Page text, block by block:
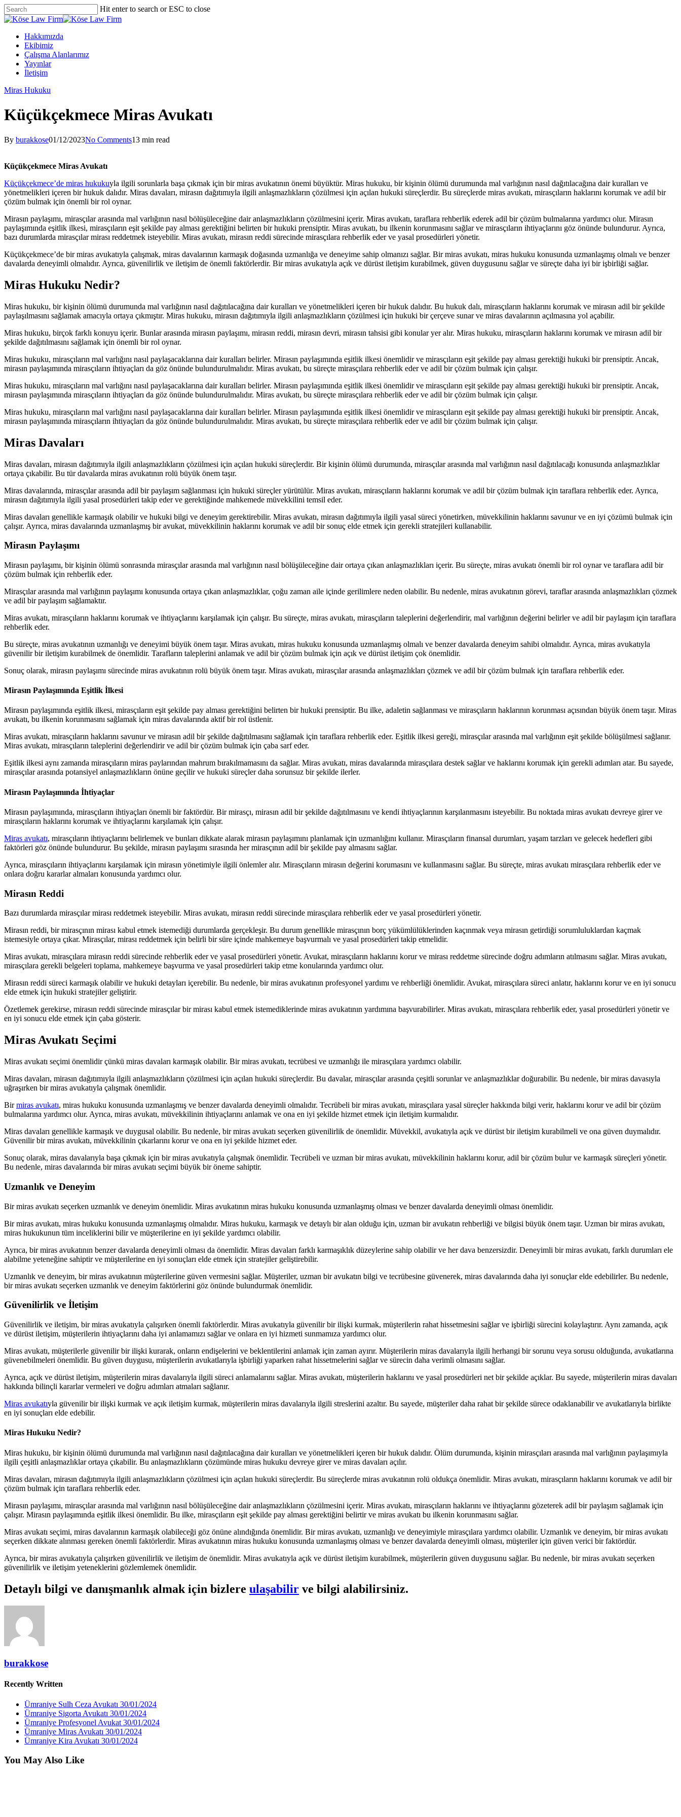
Skip
to
content
Hit enter to search or ESC to close
Close
Menu
Hakkımızda
Ekibimiz
Çalışma Alanlarımız
Yayınlar
İletişim
Miras Hukuku
Küçükçekmece Miras Avukatı
By burakkose01/12/2023No Comments13 min read
Küçükçekmece Miras Avukatı
Küçükçekmece’de miras hukukuyla ilgili sorunlarla başa çıkmak için bir miras avukatının önemi büyüktür. Miras hukuku, bir kişinin ölümü durumunda mal varlığının nasıl dağıtılacağına dair kuralları ve
yönetmelikleri içeren bir hukuk dalıdır. Miras davaları, mirasın dağıtımıyla ilgili anlaşmazlıkların çözülmesi için açılan hukuki süreçlerdir. Bu süreçlerde miras avukatı, mirasçıların haklarını korumak ve adil bir
çözüm bulmak için önemli bir rol oynar.
Mirasın paylaşımı, mirasçılar arasında mal varlığının nasıl bölüşüleceğine dair anlaşmazlıkların çözülmesini içerir. Miras avukatı, taraflara rehberlik ederek adil bir çözüm bulmalarına yardımcı olur. Mirasın
paylaşımında eşitlik ilkesi, mirasçıların eşit şekilde pay alması gerektiğini belirten bir hukuki prensiptir. Miras avukatı, bu ilkenin korunmasını sağlar ve mirasçıların ihtiyaçlarını göz önünde bulundurur. Ayrıca,
bazı durumlarda mirasçılar mirası reddetmek isteyebilir. Miras avukatı, mirasın reddi sürecinde mirasçılara rehberlik eder ve yasal prosedürleri yönetir.
Küçükçekmece’de bir miras avukatıyla çalışmak, miras davalarının karmaşık doğasında uzmanlığa ve deneyime sahip olmanızı sağlar. Bir miras avukatı, miras hukuku konusunda uzmanlaşmış olmalı ve benzer
davalarda deneyimli olmalıdır. Ayrıca, güvenilirlik ve iletişim de önemli faktörlerdir. Bir miras avukatıyla açık ve dürüst iletişim kurabilmek, güven duygusunu sağlar ve süreçte daha iyi bir işbirliği sağlar.
Miras Hukuku Nedir?
Miras hukuku, bir kişinin ölümü durumunda mal varlığının nasıl dağıtılacağına dair kuralları ve yönetmelikleri içeren bir hukuk dalıdır. Bu hukuk dalı, mirasçıların haklarını korumak ve mirasın adil bir şekilde
paylaşılmasını sağlamak amacıyla ortaya çıkmıştır. Miras hukuku, mirasın dağıtımıyla ilgili anlaşmazlıkların çözülmesi için hukuki bir çerçeve sunar ve miras davalarının açılmasına yol açabilir.
Miras hukuku, birçok farklı konuyu içerir. Bunlar arasında mirasın paylaşımı, mirasın reddi, mirasın devri, mirasın tahsisi gibi konular yer alır. Miras hukuku, mirasçıların haklarını korumak ve mirasın adil bir
şekilde dağıtılmasını sağlamak için önemli bir rol oynar.
Miras hukuku, mirasçıların mal varlığını nasıl paylaşacaklarına dair kuralları belirler. Mirasın paylaşımında eşitlik ilkesi önemlidir ve mirasçıların eşit şekilde pay alması gerektiği hukuki bir prensiptir. Ancak,
mirasın paylaşımında mirasçıların ihtiyaçları da göz önünde bulundurulmalıdır. Miras avukatı, bu süreçte mirasçılara rehberlik eder ve adil bir çözüm bulmak için çalışır.
Miras hukuku, mirasçıların mal varlığını nasıl paylaşacaklarına dair kuralları belirler. Mirasın paylaşımında eşitlik ilkesi önemlidir ve mirasçıların eşit şekilde pay alması gerektiği hukuki bir prensiptir. Ancak,
mirasın paylaşımında mirasçıların ihtiyaçları da göz önünde bulundurulmalıdır. Miras avukatı, bu süreçte mirasçılara rehberlik eder ve adil bir çözüm bulmak için çalışır.
Miras hukuku, mirasçıların mal varlığını nasıl paylaşacaklarına dair kuralları belirler. Mirasın paylaşımında eşitlik ilkesi önemlidir ve mirasçıların eşit şekilde pay alması gerektiği hukuki bir prensiptir. Ancak,
mirasın paylaşımında mirasçıların ihtiyaçları da göz önünde bulundurulmalıdır. Miras avukatı, bu süreçte mirasçılara rehberlik eder ve adil bir çözüm bulmak için çalışır.
Miras Davaları
Miras davaları, mirasın dağıtımıyla ilgili anlaşmazlıkların çözülmesi için açılan hukuki süreçlerdir. Bir kişinin ölümü durumunda, mirasçılar arasında mal varlığının nasıl dağıtılacağı konusunda anlaşmazlıklar
ortaya çıkabilir. Bu tür davalarda miras avukatının rolü büyük önem taşır.
Miras davalarında, mirasçılar arasında adil bir paylaşım sağlanması için hukuki süreçler yürütülür. Miras avukatı, mirasçıların haklarını korumak ve adil bir çözüm bulmak için taraflara rehberlik eder. Ayrıca,
mirasın dağıtımıyla ilgili yasal prosedürleri takip eder ve gerektiğinde mahkemede müvekkilini temsil eder.
Miras davaları genellikle karmaşık olabilir ve hukuki bilgi ve deneyim gerektirebilir. Miras avukatı, mirasın dağıtımıyla ilgili yasal süreci yönetirken, müvekkilinin haklarını savunur ve en iyi çözümü bulmak için
çalışır. Ayrıca, miras davalarında uzmanlaşmış bir avukat, müvekkilinin haklarını korumak ve adil bir sonuç elde etmek için gerekli stratejileri kullanabilir.
Mirasın Paylaşımı
Mirasın paylaşımı, bir kişinin ölümü sonrasında mirasçılar arasında mal varlığının nasıl bölüşüleceğine dair ortaya çıkan anlaşmazlıkları içerir. Bu süreçte, miras avukatı önemli bir rol oynar ve taraflara adil bir
çözüm bulmak için rehberlik eder.
Mirasçılar arasında mal varlığının paylaşımı konusunda ortaya çıkan anlaşmazlıklar, çoğu zaman aile içinde gerilimlere neden olabilir. Bu nedenle, miras avukatının görevi, taraflar arasında anlaşmazlıkları çözmek
ve adil bir paylaşım sağlamaktır.
Miras avukatı, mirasçıların haklarını korumak ve ihtiyaçlarını karşılamak için çalışır. Bu süreçte, miras avukatı, mirasçıların taleplerini değerlendirir, mal varlığının değerini belirler ve adil bir paylaşım için taraflara
rehberlik eder.
Bu süreçte, miras avukatının uzmanlığı ve deneyimi büyük önem taşır. Miras avukatı, miras hukuku konusunda uzmanlaşmış olmalı ve benzer davalarda deneyim sahibi olmalıdır. Ayrıca, miras avukatıyla
güvenilir bir iletişim kurabilmek de önemlidir. Tarafların taleplerini anlamak ve adil bir çözüm bulmak için açık ve dürüst iletişim çok önemlidir.
Sonuç olarak, mirasın paylaşımı sürecinde miras avukatının rolü büyük önem taşır. Miras avukatı, mirasçılar arasında anlaşmazlıkları çözmek ve adil bir çözüm bulmak için taraflara rehberlik eder.
Mirasın Paylaşımında Eşitlik İlkesi
Mirasın paylaşımında eşitlik ilkesi, mirasçıların eşit şekilde pay alması gerektiğini belirten bir hukuki prensiptir. Bu ilke, adaletin sağlanması ve mirasçıların haklarının korunması açısından büyük önem taşır. Miras
avukatı, bu ilkenin korunmasını sağlamak için miras davalarında aktif bir rol üstlenir.
Miras avukatı, mirasçıların haklarını savunur ve mirasın adil bir şekilde dağıtılmasını sağlamak için taraflara rehberlik eder. Eşitlik ilkesi gereği, mirasçılar arasında mal varlığının eşit şekilde bölüşülmesi sağlanır.
Miras avukatı, mirasçıların taleplerini değerlendirir ve adil bir çözüm bulmak için çaba sarf eder.
Eşitlik ilkesi aynı zamanda mirasçıların miras paylarından mahrum bırakılmamasını da sağlar. Miras avukatı, miras davalarında mirasçılara destek sağlar ve haklarını korumak için gerekli adımları atar. Bu sayede,
mirasçılar arasında potansiyel anlaşmazlıkların önüne geçilir ve hukuki süreçler daha sorunsuz bir şekilde ilerler.
Mirasın Paylaşımında İhtiyaçlar
Mirasın paylaşımında, mirasçıların ihtiyaçları önemli bir faktördür. Bir mirasçı, mirasın adil bir şekilde dağıtılmasını ve kendi ihtiyaçlarının karşılanmasını isteyebilir. Bu noktada miras avukatı devreye girer ve
mirasçıların haklarını korumak ve ihtiyaçlarını karşılamak için çalışır.
Miras avukatı, mirasçıların ihtiyaçlarını belirlemek ve bunları dikkate alarak mirasın paylaşımını planlamak için uzmanlığını kullanır. Mirasçıların finansal durumları, yaşam tarzları ve gelecek hedefleri gibi
faktörleri göz önünde bulundurur. Bu şekilde, mirasın paylaşımı sırasında her mirasçının adil bir şekilde pay almasını sağlar.
Ayrıca, mirasçıların ihtiyaçlarını karşılamak için mirasın yönetimiyle ilgili önlemler alır. Mirasçıların mirasın değerini korumasını ve kullanmasını sağlar. Bu süreçte, miras avukatı mirasçılara rehberlik eder ve
onlara doğru kararlar almaları konusunda yardımcı olur.
Mirasın Reddi
Bazı durumlarda mirasçılar mirası reddetmek isteyebilir. Miras avukatı, mirasın reddi sürecinde mirasçılara rehberlik eder ve yasal prosedürleri yönetir.
Mirasın reddi, bir mirasçının mirası kabul etmek istemediği durumlarda gerçekleşir. Bu durum genellikle mirasçının borç yükümlülüklerinden kaçınmak veya mirasın getirdiği sorumluluklardan kaçmak
istemesiyle ortaya çıkar. Mirasçılar, mirası reddetmek için belirli bir süre içinde mahkemeye başvurmalı ve yasal prosedürleri takip etmelidir.
Miras avukatı, mirasçılara mirasın reddi sürecinde rehberlik eder ve yasal prosedürleri yönetir. Avukat, mirasçıların haklarını korur ve mirası reddetme sürecinde doğru adımların atılmasını sağlar. Miras avukatı,
mirasçılara gerekli belgeleri toplama, mahkemeye başvurma ve yasal prosedürleri takip etme konularında yardımcı olur.
Mirasın reddi süreci karmaşık olabilir ve hukuki detayları içerebilir. Bu nedenle, bir miras avukatının profesyonel yardımı ve rehberliği önemlidir. Avukat, mirasçılara süreci anlatır, haklarını korur ve en iyi sonucu
elde etmek için hukuki stratejiler geliştirir.
Özetlemek gerekirse, mirasın reddi sürecinde mirasçılar bir mirası kabul etmek istemediklerinde miras avukatının yardımına başvurabilirler. Miras avukatı, mirasçılara rehberlik eder, yasal prosedürleri yönetir ve
en iyi sonucu elde etmek için çaba gösterir.
Miras Avukatı Seçimi
Miras avukatı seçimi önemlidir çünkü miras davaları karmaşık olabilir. Bir miras avukatı, tecrübesi ve uzmanlığı ile mirasçılara yardımcı olabilir.
Miras davaları, mirasın dağıtımıyla ilgili anlaşmazlıkların çözülmesi için açılan hukuki süreçlerdir. Bu davalar, mirasçılar arasında çeşitli sorunlar ve anlaşmazlıklar doğurabilir. Bu nedenle, bir miras davasıyla
uğraşırken bir miras avukatıyla çalışmak önemlidir.
Birmiras avukatı, miras hukuku konusunda uzmanlaşmış ve benzer davalarda deneyimli olmalıdır. Tecrübeli bir miras avukatı, mirasçılara yasal süreçler hakkında bilgi verir, haklarını korur ve adil bir çözüm
bulmalarına yardımcı olur. Ayrıca, miras avukatı, müvekkilinin ihtiyaçlarını anlamak ve ona en iyi şekilde hizmet etmek için iletişim kurmalıdır.
Miras davaları genellikle karmaşık ve duygusal olabilir. Bu nedenle, bir miras avukatı seçerken güvenilirlik de önemlidir. Müvekkil, avukatıyla açık ve dürüst bir iletişim kurabilmeli ve ona güven duymalıdır.
Güvenilir bir miras avukatı, müvekkilinin çıkarlarını korur ve ona en iyi şekilde hizmet eder.
Sonuç olarak, miras davalarıyla başa çıkmak için bir miras avukatıyla çalışmak önemlidir. Tecrübeli ve uzman bir miras avukatı, müvekkilinin haklarını korur, adil bir çözüm bulur ve karmaşık süreçleri yönetir.
Bu nedenle, miras davalarında bir miras avukatı seçimi büyük bir öneme sahiptir.
Uzmanlık ve Deneyim
Bir miras avukatı seçerken uzmanlık ve deneyim önemlidir. Miras avukatının miras hukuku konusunda uzmanlaşmış olması ve benzer davalarda deneyimli olması önemlidir.
Bir miras avukatı, miras hukuku konusunda uzmanlaşmış olmalıdır. Miras hukuku, karmaşık ve detaylı bir alan olduğu için, uzman bir avukatın rehberliği ve bilgisi büyük önem taşır. Uzman bir miras avukatı,
miras hukukunun tüm inceliklerini bilir ve müşterilerine en iyi şekilde yardımcı olabilir.
Ayrıca, bir miras avukatının benzer davalarda deneyimli olması da önemlidir. Miras davaları farklı karmaşıklık düzeylerine sahip olabilir ve her dava benzersizdir. Deneyimli bir miras avukatı, farklı durumları ele
alabilme yeteneğine sahiptir ve müşterilerine en iyi sonuçları elde etmek için stratejiler geliştirebilir.
Uzmanlık ve deneyim, bir miras avukatının müşterilerine güven vermesini sağlar. Müşteriler, uzman bir avukatın bilgi ve tecrübesine güvenerek, miras davalarında daha iyi sonuçlar elde edebilirler. Bu nedenle,
bir miras avukatı seçerken uzmanlık ve deneyim faktörlerini göz önünde bulundurmak önemlidir.
Güvenilirlik ve İletişim
Güvenilirlik ve iletişim, bir miras avukatıyla çalışırken önemli faktörlerdir. Miras avukatıyla güvenilir bir ilişki kurmak, müşterilerin rahat hissetmesini sağlar ve işbirliği sürecini kolaylaştırır. Aynı zamanda, açık
ve dürüst iletişim, müşterilerin ihtiyaçlarını daha iyi anlamamızı sağlar ve onlara en iyi hizmeti sunmamıza yardımcı olur.
Miras avukatı, müşterilerle güvenilir bir ilişki kurarak, onların endişelerini ve beklentilerini anlamak için zaman ayırır. Müşterilerin miras davalarıyla ilgili herhangi bir sorunu veya sorusu olduğunda, avukatlarına
güvenebilmeleri önemlidir. Bu güven duygusu, müşterilerin avukatlarıyla işbirliği yaparken rahat hissetmelerini sağlar ve sürecin daha verimli olmasını sağlar.
Ayrıca, açık ve dürüst iletişim, müşterilerin miras davalarıyla ilgili süreci anlamalarını sağlar. Miras avukatı, müşterilerin haklarını ve yasal prosedürleri net bir şekilde açıklar. Bu sayede, müşterilerin miras davaları
hakkında bilinçli kararlar vermeleri ve doğru adımları atmaları sağlanır.
Miras avukatıyla güvenilir bir ilişki kurmak ve açık iletişim kurmak, müşterilerin miras davalarıyla ilgili streslerini azaltır. Bu sayede, müşteriler daha rahat bir şekilde sürece odaklanabilir ve avukatlarıyla birlikte
en iyi sonuçları elde edebilir.
Miras Hukuku Nedir?
Miras hukuku, bir kişinin ölümü durumunda mal varlığının nasıl dağıtılacağına dair kuralları ve yönetmelikleri içeren bir hukuk dalıdır. Ölüm durumunda, kişinin mirasçıları arasında mal varlığının paylaşımıyla
ilgili çeşitli anlaşmazlıklar ortaya çıkabilir. Bu anlaşmazlıkların çözümünde miras hukuku devreye girer ve miras davaları açılır.
Miras davaları, mirasın dağıtımıyla ilgili anlaşmazlıkların çözülmesi için açılan hukuki süreçlerdir. Bu süreçlerde miras avukatının rolü oldukça önemlidir. Miras avukatı, mirasçıların haklarını korumak ve adil bir
çözüm bulmak için taraflara rehberlik eder.
Mirasın paylaşımı, mirasçılar arasında mal varlığının nasıl bölüşüleceğine dair anlaşmazlıkların çözülmesini içerir. Miras avukatı, mirasçıların haklarını ve ihtiyaçlarını gözeterek adil bir paylaşım sağlamak için
çalışır. Mirasın paylaşımında eşitlik ilkesi önemlidir. Bu ilke, mirasçıların eşit şekilde pay alması gerektiğini belirtir ve miras avukatı bu ilkenin korunmasını sağlar.
Miras avukatı seçimi, miras davalarının karmaşık olabileceği göz önüne alındığında önemlidir. Bir miras avukatı, uzmanlığı ve deneyimiyle mirasçılara yardımcı olabilir. Uzmanlık ve deneyim, bir miras avukatı
seçerken dikkate alınması gereken önemli faktörlerdir. Miras avukatının miras hukuku konusunda uzmanlaşmış olması ve benzer davalarda deneyimli olması, müşteriler için güven verici bir faktördür.
Ayrıca, bir miras avukatıyla çalışırken güvenilirlik ve iletişim de önemlidir. Miras avukatıyla açık ve dürüst iletişim kurabilmek, müşterilerin güven duygusunu sağlar. Bu nedenle, bir miras avukatı seçerken
güvenilirlik ve iletişim yeteneklerini gözlemlemek önemlidir.
Detaylı bilgi ve danışmanlık almak için bizlere ulaşabilir ve bilgi alabilirsiniz.
burakkose
Recently Written
Ümraniye Sulh Ceza Avukatı 30/01/2024
Ümraniye Sigorta Avukatı 30/01/2024
Ümraniye Profesyonel Avukat 30/01/2024
Ümraniye Miras Avukatı 30/01/2024
Ümraniye Kira Avukatı 30/01/2024
You May Also Like